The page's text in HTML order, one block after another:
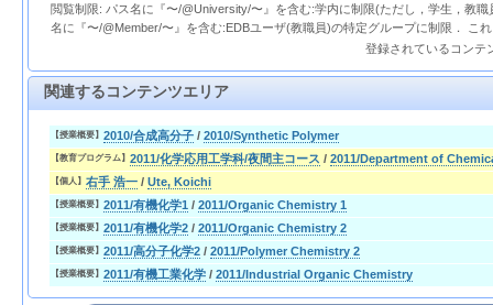
閲覧制限: パス名に『〜/@University/〜』を含む:学内に制限(ただし，学生，教
名に『〜/@Member/〜』を含む:EDBユーザ(教職員)の特定グループに制限． こ
登録されているコンテ
関連するコンテンツエリア
【授業概要】 2010/合成高分子 / 2010/Synthetic Polymer
【教育プログラム】 2011/化学応用工学科/夜間主コース / 2011/Department of
【個人】 右手 浩一 / Ute, Koichi
【授業概要】 2011/有機化学1 / 2011/Organic Chemistry 1
【授業概要】 2011/有機化学2 / 2011/Organic Chemistry 2
【授業概要】 2011/高分子化学2 / 2011/Polymer Chemistry 2
【授業概要】 2011/有機工業化学 / 2011/Industrial Organic Chemistry